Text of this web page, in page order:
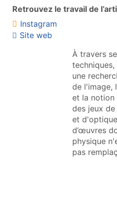
Retrouvez le travail de
Instagram
Site web
À travers
techniques,
une
de l'image,
et la notion
des jeux
et
d’œuvres
physique
pas